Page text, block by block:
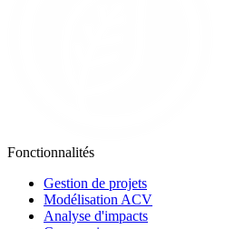
Fonctionnalités
Gestion de projets
Modélisation ACV
Analyse d'impacts